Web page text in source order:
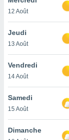
un
la
du
en
de
12 Août
Jeudi
13 Août
Vendredi
14 Août
Samedi
15 Août
Dimanche